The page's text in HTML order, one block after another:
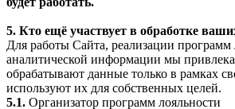
5. Кто ещё участвует в обработке
Для работы Сайта, реализации программ
аналитической информации мы
обрабатывают данные только в рамках
используют их для собственных целей.
5.1. Организатор программ лояльности